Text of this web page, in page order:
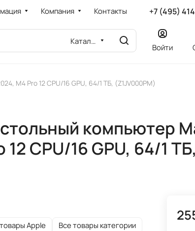
Компания Контакты +7 (495)
Каталог
Войти
M4 Pro 12 CPU/16 GPU, 64/1 ТБ, (Z1JV000PM)
компьютер
12 CPU/16 GPU, 64/1
Apple Все товары категории